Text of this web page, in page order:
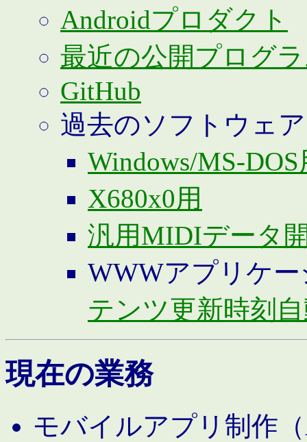
Androidプロダクト
最近の公開プログ
GitHub
過去のソフトウェア
Windows/MS-DOS
X680x0用
汎用MIDIデータ
WWWアプリケ
テンツ更新時刻
現在の業務
モバイルアプリ制作